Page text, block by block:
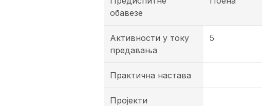
обавезе
Активности у току
предавања
5
Практична настава
Пројекти